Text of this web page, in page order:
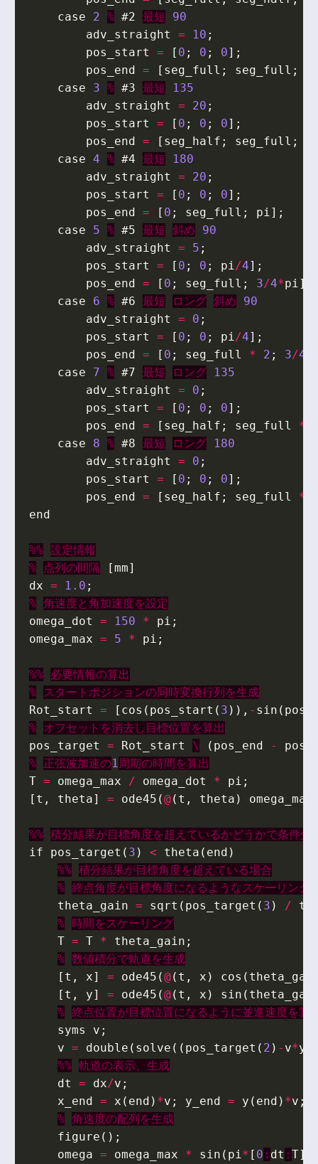
case
2 % #2 最短
90
adv_straight
= 10 ;
pos_start
= [ 0 ; 0 ; 0];
pos_end = [ seg_full ; seg_full ;
case
3 % #3 最短
135
adv_straight
= 20 ;
pos_start
= [ 0 ; 0 ; 0];
pos_end = [ seg_half ; seg_full ;
case 4 % #4 最短
180
adv_straight
= 20 ;
pos_start
= [ 0 ; 0 ; 0];
pos_end = [ 0 ; seg_full ; pi];
case
5 % #5 最短 斜め
90
adv_straight
= 5 ;
pos_start
= [ 0 ; 0 ; pi/4];
pos_end = [ 0 ; seg_full ; 3/4*pi];
case
6 % #6 最短 ロング 斜め
90
adv_straight
= 0 ;
pos_start
= [ 0 ; 0 ; pi/4];
pos_end = [ 0 ; seg_full * 2 ; 3/4
case
7 % #7 最短 ロング
135
adv_straight
= 0 ;
pos_start
= [ 0 ; 0 ; 0];
pos_end = [ seg_half ; seg_full *
case
8 % #8 最短 ロング
180
adv_straight
= 0 ;
pos_start
= [ 0 ; 0 ; 0];
pos_end = [ seg_half ; seg_full *
end
%% 設定情報
%
点列の間隔 [mm]
dx = 1.0 ;
% 角速度と角加速度を設定
omega_dot
= 150 * pi ;
omega_max = 5 * pi ;
%% 必要情報の算出
% スタートポジションの同時変換行列を生成
Rot_start
= [ cos ( pos_start ( 3 )), - sin (
% オフセットを消去し目標位置を算出
pos_target
= Rot_start \ ( pos_end -
% 正弦波加速の1周期の時間を算出
T = omega_max / omega_dot * pi ;
[ t , theta] = ode45 (@( t , theta ) omega_max
%% 積分結果が目標角度を超えているかどうかで条件分
if
pos_target ( 3 ) < theta ( end )
%% 積分結果が目標角度を超えている場合
% 終点角度が目標角度になるようなスケーリング
theta_gain = sqrt ( pos_target ( 3 ) /
% 時間をスケーリング
T = T * theta_gain ;
% 数値積分で軌道を生成
[ t , x] = ode45 (@( t , x ) cos (
[ t , y] = ode45 (@( t , x ) sin (
% 終点位置が目標位置になるように並進速度を算
syms
v ;
v = double ( solve (( pos_target ( 2 ) - v*y
%% 軌道の表示、生成
dt
= dx/v ;
x_end = x ( end ) *v ; y_end = y ( end ) *v ;
% 角速度の配列を生成
figure ();
omega = omega_max * sin ( pi* [ 0 : dt : T]